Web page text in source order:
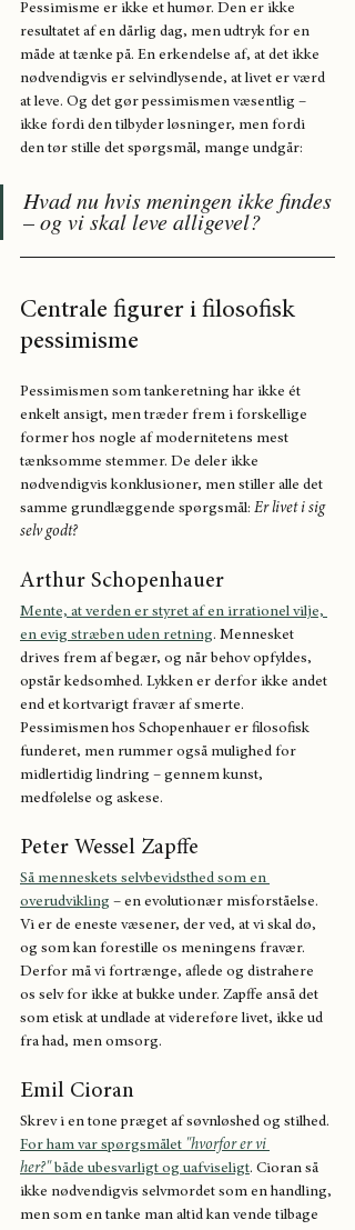
Pessimisme er ikke et humør. Den er ikke
resultatet af en dårlig dag, men udtryk for en
måde at tænke på. En erkendelse af, at det ikke
nødvendigvis er selvindlysende, at livet er værd
at leve. Og det gør pessimismen væsentlig –
ikke fordi den tilbyder løsninger, men fordi
den tør stille det spørgsmål, mange undgår:
Hvad nu hvis meningen ikke findes
– og vi skal leve alligevel?
Centrale figurer i filosofisk
pessimisme
Pessimismen som tankeretning har ikke ét
enkelt ansigt, men træder frem i forskellige
former hos nogle af modernitetens mest
tænksomme stemmer. De deler ikke
nødvendigvis konklusioner, men stiller alle det
samme grundlæggende spørgsmål: Er livet i sig
selv godt?
Arthur Schopenhauer
Mente, at verden er styret af en irrationel vilje,
en evig stræben uden retning. Mennesket
drives frem af begær, og når behov opfyldes,
opstår kedsomhed. Lykken er derfor ikke andet
end et kortvarigt fravær af smerte.
Pessimismen hos Schopenhauer er filosofisk
funderet, men rummer også mulighed for
midlertidig lindring – gennem kunst,
medfølelse og askese.
Peter Wessel Zapffe
Så menneskets selvbevidsthed som en
overudvikling – en evolutionær misforståelse.
Vi er de eneste væsener, der ved, at vi skal dø,
og som kan forestille os meningens fravær.
Derfor må vi fortrænge, aflede og distrahere
os selv for ikke at bukke under. Zapffe anså det
som etisk at undlade at videreføre livet, ikke ud
fra had, men omsorg.
Emil Cioran
Skrev i en tone præget af søvnløshed og stilhed.
For ham var spørgsmålet "hvorfor er vi
her?" både ubesvarligt og uafviseligt. Cioran så
ikke nødvendigvis selvmordet som en handling,
men som en tanke man altid kan vende tilbage